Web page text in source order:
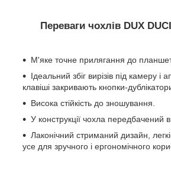
Переваги чохлів DUX
М'яке точне прилягання до
Ідеальний збіг вирізів під камеру і
клавіші закривають кнопки-
Висока стійкість до зношування.
У конструкції чохла передбачений
Лаконічний стриманий дизайн,
усе для зручного і ергономічного